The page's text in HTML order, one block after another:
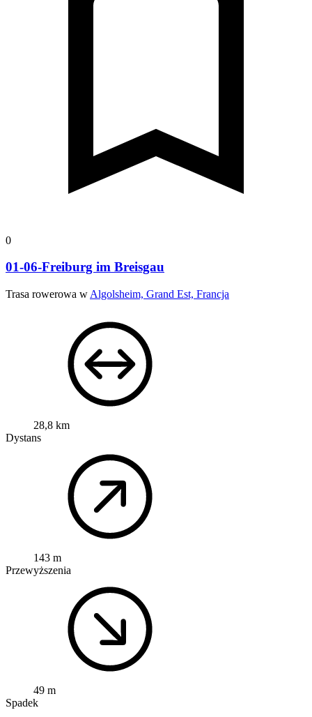
0
01-06-Freiburg im Breisgau
Trasa rowerowa w Algolsheim, Grand Est, Francja
28,8 km
Dystans
143 m
Przewyższenia
49 m
Spadek